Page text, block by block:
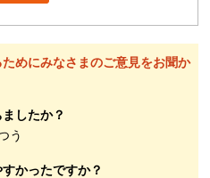
めにみなさまのご意見をお聞か
したか？
う
かったですか？